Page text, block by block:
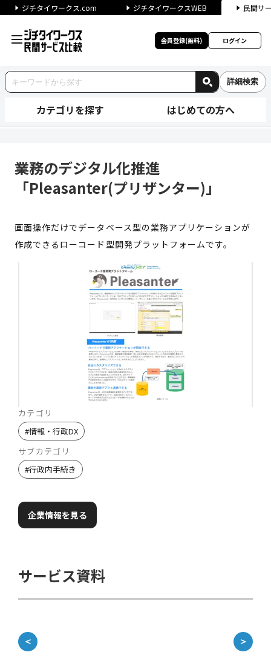
ジチタイワークス.com ジチタイワークスWEB 民間サ
会員登録(無料) ログイン
詳細検索
カテゴリを探す はじめての方へ
業務のデジタル化推進
「Pleasanter(プリザンター)」
画面操作だけでデータベース型の業務アプリケーションが
作成できるローコード型開発プラットフォームです。
カテゴリ
#情報・行政DX
サブカテゴリ
#行政内手続き
企業情報を見る
サービス資料
＜ ＞